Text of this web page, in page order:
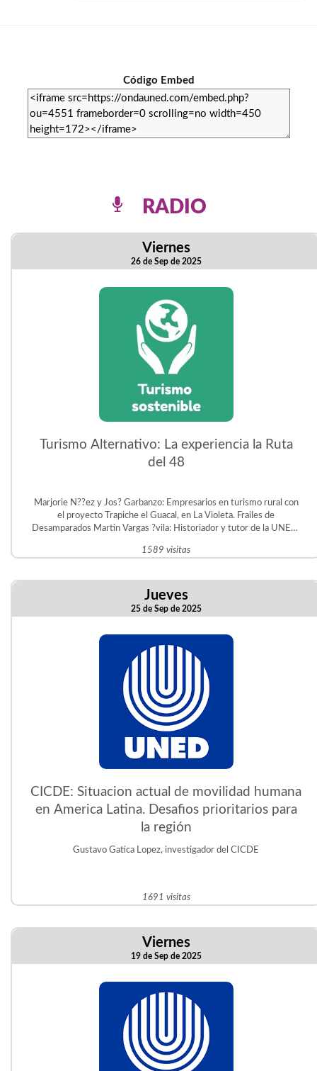
Código Embed
RADIO
Viernes
26 de Sep de 2025
Turismo Alternativo: La experiencia la Ruta
del 48
Marjorie N??ez y Jos? Garbanzo: Empresarios en turismo rural con
el proyecto Trapiche el Guacal, en La Violeta. Frailes de
Desamparados Martin Vargas ?vila: Historiador y tutor de la UNED.
1589 visitas
Jueves
25 de Sep de 2025
CICDE: Situacion actual de movilidad humana
en America Latina. Desafios prioritarios para
la región
Gustavo Gatica Lopez, investigador del CICDE
1691 visitas
Viernes
19 de Sep de 2025